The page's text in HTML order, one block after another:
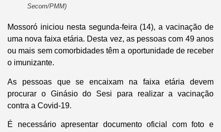
Secom/PMM)
Mossoró iniciou nesta segunda-feira (14), a vacinação de
uma nova faixa etária. Desta vez, as pessoas com 49 anos
ou mais sem comorbidades têm a oportunidade de receber
o imunizante.
As pessoas que se encaixam na faixa etária devem
procurar o Ginásio do Sesi para realizar a vacinação
contra a Covid-19.
É necessário apresentar documento oficial com foto e